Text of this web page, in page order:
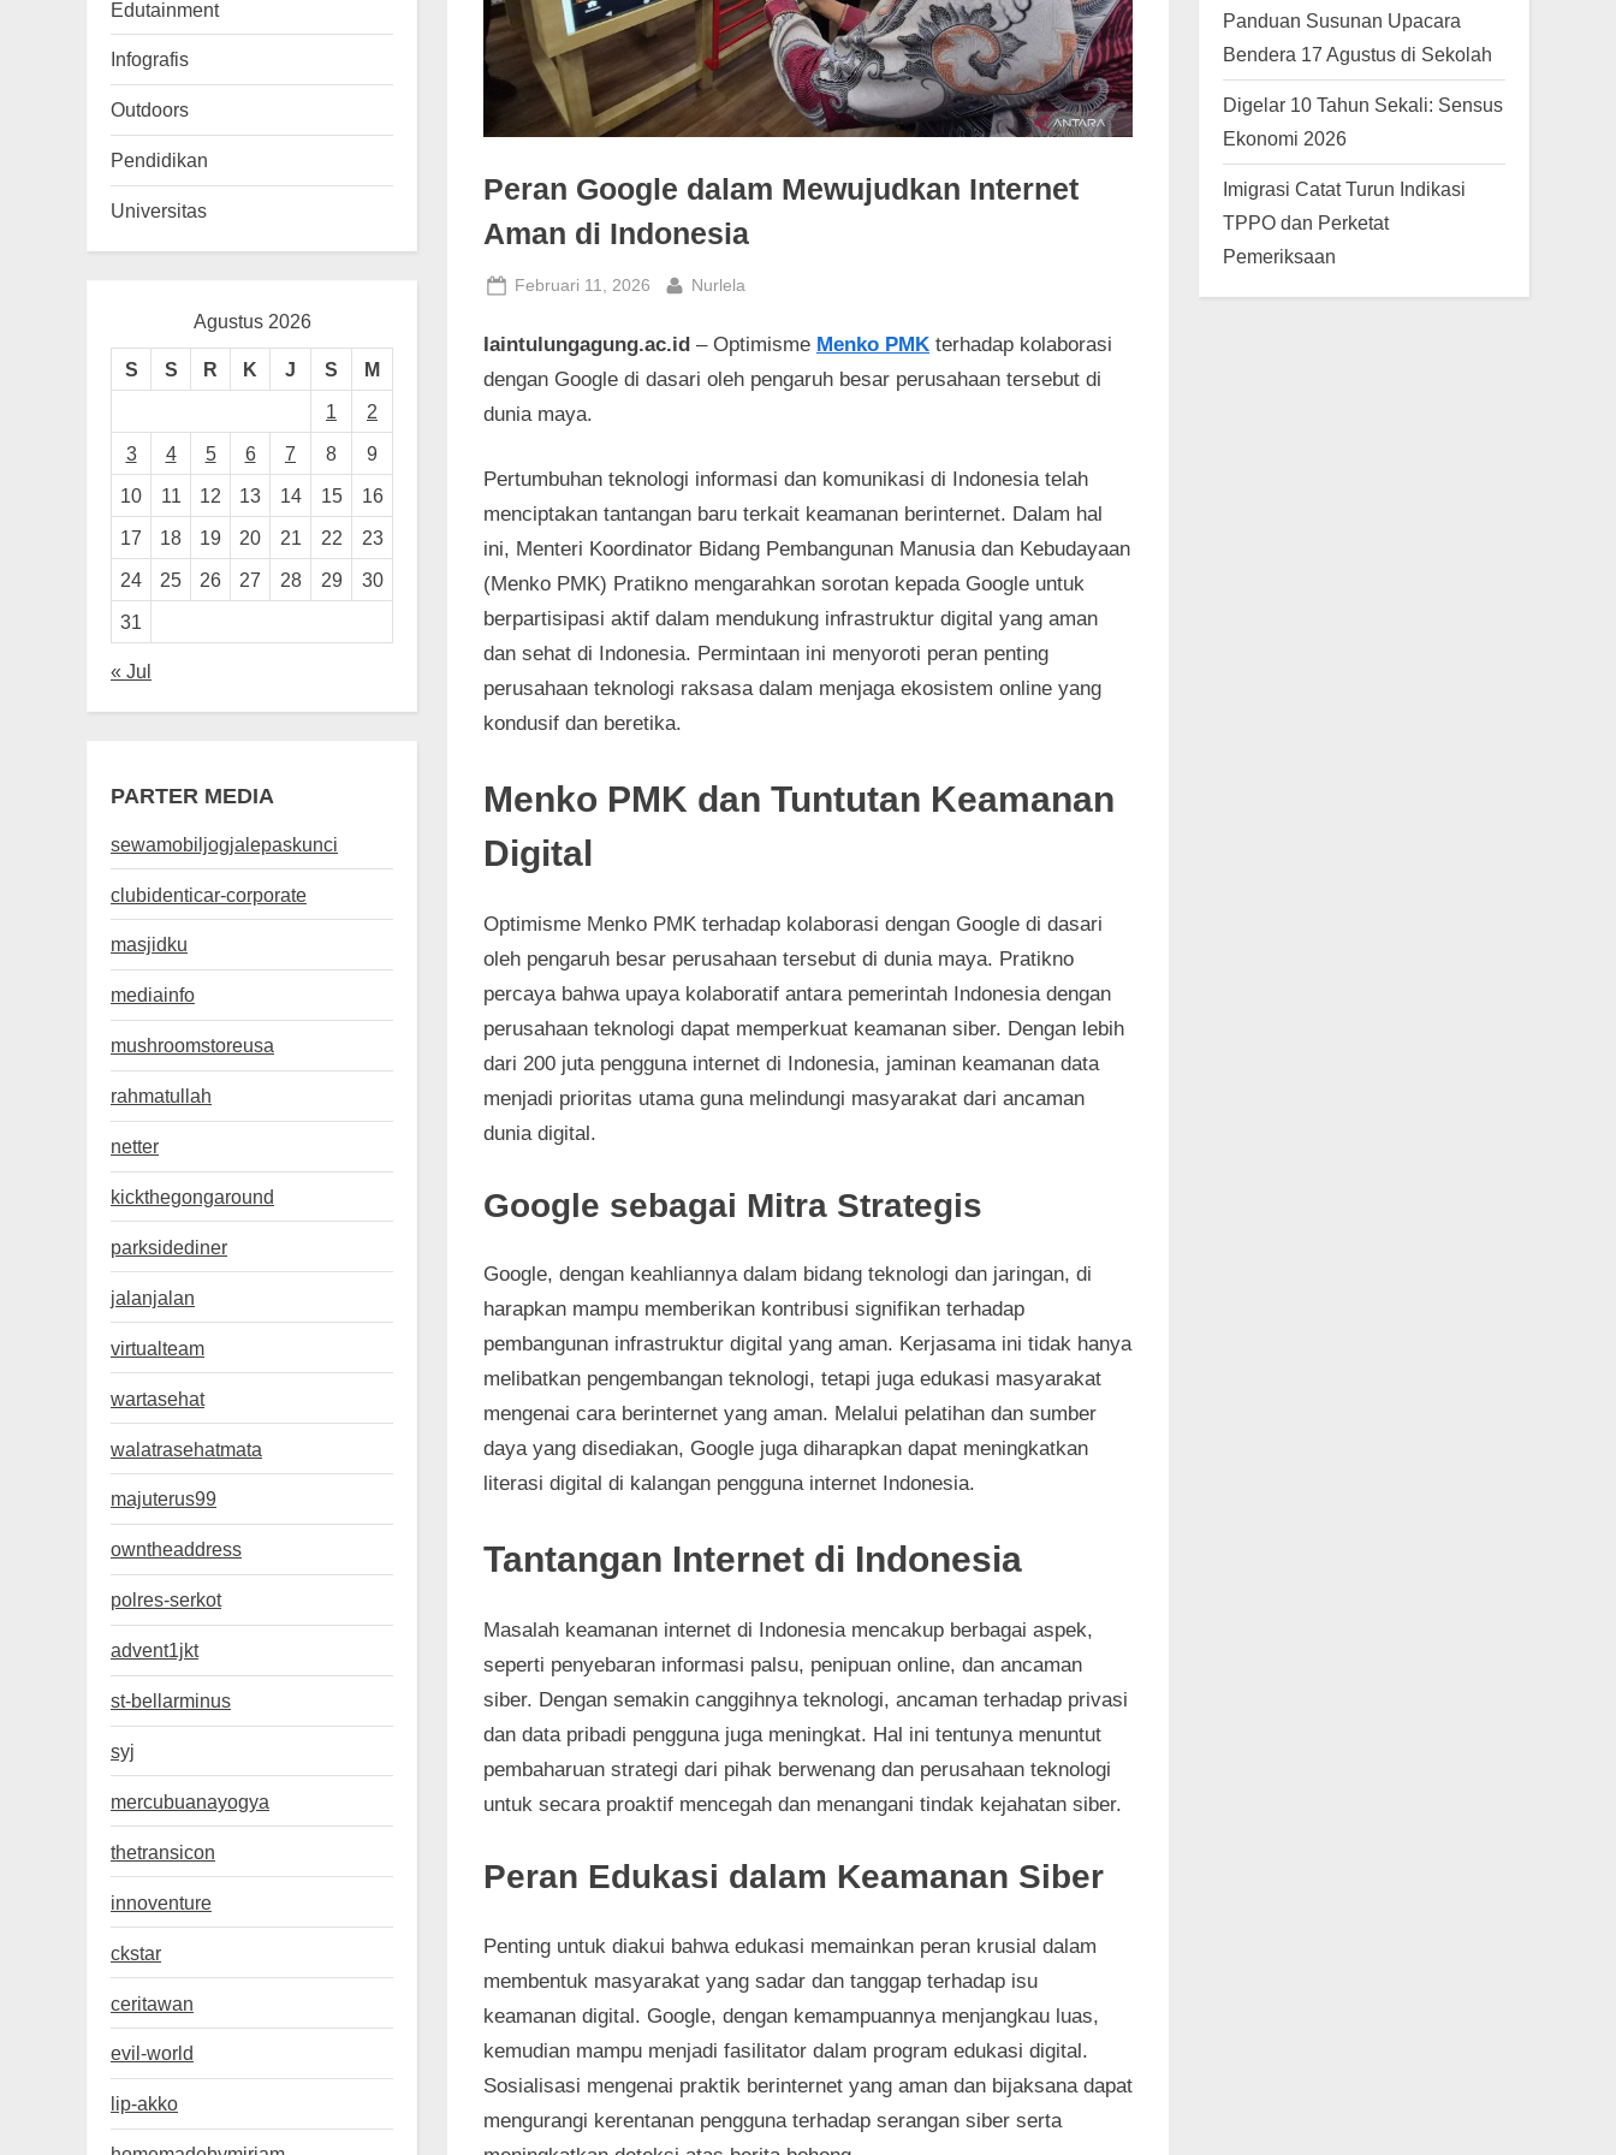
g
Peran Google dalam Mewujudkan Internet
Aman di Indonesia
Posted
Februari 11, 2026 By
Nurlela
Iaintulungagung.ac.id – Optimisme Menko PMK terhadap kolaborasi
dengan Google di dasari oleh pengaruh besar perusahaan tersebut di
dunia maya.
Pertumbuhan teknologi informasi dan komunikasi di Indonesia telah
menciptakan tantangan baru terkait keamanan berinternet. Dalam hal
ini, Menteri Koordinator Bidang Pembangunan Manusia dan Kebudayaan
(Menko PMK) Pratikno mengarahkan sorotan kepada Google untuk
berpartisipasi aktif dalam mendukung infrastruktur digital yang aman
dan sehat di Indonesia. Permintaan ini menyoroti peran penting
perusahaan teknologi raksasa dalam menjaga ekosistem online yang
kondusif dan beretika.
Menko PMK dan Tuntutan Keamanan
Digital
Optimisme Menko PMK terhadap kolaborasi dengan Google di dasari
oleh pengaruh besar perusahaan tersebut di dunia maya. Pratikno
percaya bahwa upaya kolaboratif antara pemerintah Indonesia dengan
perusahaan teknologi dapat memperkuat keamanan siber. Dengan lebih
dari 200 juta pengguna internet di Indonesia, jaminan keamanan data
menjadi prioritas utama guna melindungi masyarakat dari ancaman
dunia digital.
Google sebagai Mitra Strategis
Google, dengan keahliannya dalam bidang teknologi dan jaringan, di
harapkan mampu memberikan kontribusi signifikan terhadap
pembangunan infrastruktur digital yang aman. Kerjasama ini tidak hanya
melibatkan pengembangan teknologi, tetapi juga edukasi masyarakat
mengenai cara berinternet yang aman. Melalui pelatihan dan sumber
daya yang disediakan, Google juga diharapkan dapat meningkatkan
literasi digital di kalangan pengguna internet Indonesia.
Tantangan Internet di Indonesia
Masalah keamanan internet di Indonesia mencakup berbagai aspek,
seperti penyebaran informasi palsu, penipuan online, dan ancaman
siber. Dengan semakin canggihnya teknologi, ancaman terhadap privasi
dan data pribadi pengguna juga meningkat. Hal ini tentunya menuntut
pembaharuan strategi dari pihak berwenang dan perusahaan teknologi
untuk secara proaktif mencegah dan menangani tindak kejahatan siber.
Peran Edukasi dalam Keamanan Siber
Penting untuk diakui bahwa edukasi memainkan peran krusial dalam
membentuk masyarakat yang sadar dan tanggap terhadap isu
keamanan digital. Google, dengan kemampuannya menjangkau luas,
kemudian mampu menjadi fasilitator dalam program edukasi digital.
Sosialisasi mengenai praktik berinternet yang aman dan bijaksana dapat
mengurangi kerentanan pengguna terhadap serangan siber serta
Edutainment
Infografis
Outdoors
Pendidikan
Universitas
Agustus 2026
S S R K J S
M
1
2
3
4 5 6 7 8
9
10
11 12 13 14 15
16
17
18 19 20 21 22
23
24
25 26 27 28 29
30
31
« Jul
PARTER MEDIA
sewamobiljogjalepaskunci
clubidenticar-corporate
masjidku
mediainfo
mushroomstoreusa
rahmatullah
netter
kickthegongaround
parksidediner
jalanjalan
virtualteam
wartasehat
walatrasehatmata
majuterus99
owntheaddress
polres-serkot
advent1jkt
st-bellarminus
syj
mercubuanayogya
thetransicon
innoventure
ckstar
ceritawan
evil-world
lip-akko
Panduan Susunan Upacara
Bendera 17 Agustus di Sekolah
Digelar 10 Tahun Sekali: Sensus
Ekonomi 2026
Imigrasi Catat Turun Indikasi
TPPO dan Perketat
Pemeriksaan